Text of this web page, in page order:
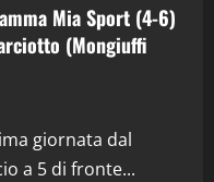
Mia Sport (4-6)
(Mongiuffi
giornata dal
a 5 di fronte...
Podcast: 29^ Puntata
2026)